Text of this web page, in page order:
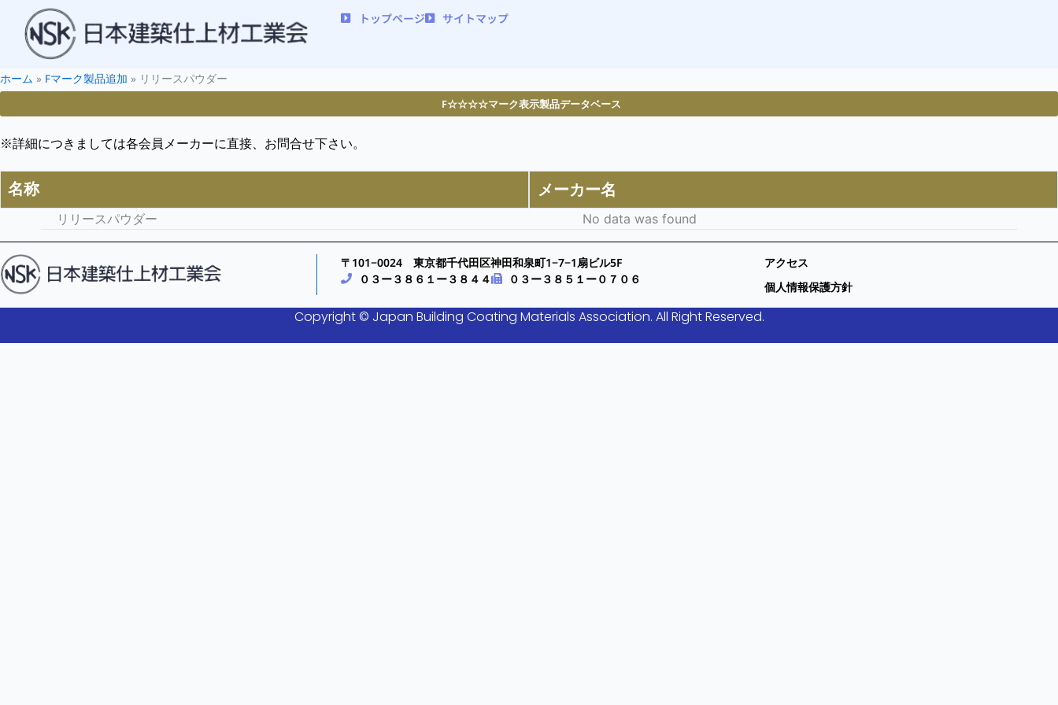
トップページ サイトマップ
ホーム » Fマーク製品追加 » リリースパウダー
F☆☆☆☆マーク表示製品データベース
※詳細につきましては各会員メーカーに直接、お問合せ下さい。
名称 メーカー名
リリースパウダー No data was found
〒101−0024 東京都千代田区神田和泉町1−7−1扇ビル5F
０３ー３８６１ー３８４４
０３ー３８５１ー０７０６
アクセス
個人情報保護方針
Copyright © Japan Building Coating Materials Association. All Right Reserved.